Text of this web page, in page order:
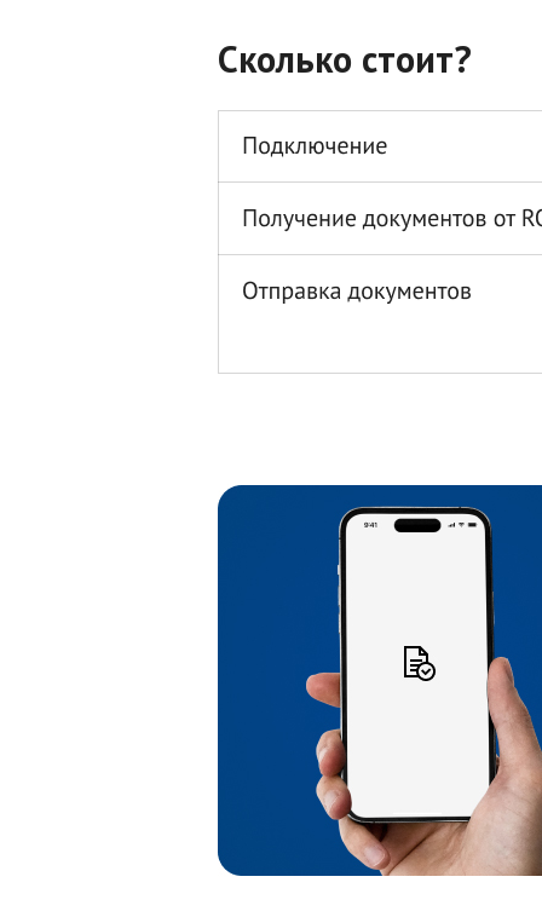
Сколько стоит?